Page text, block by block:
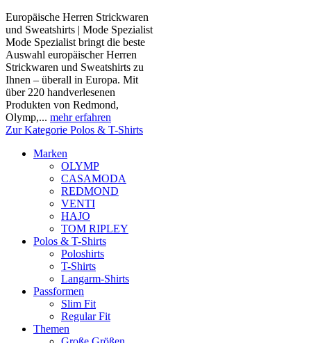
Europäische Herren Strickwaren
und Sweatshirts | Mode Spezialist
Mode Spezialist bringt die beste
Auswahl europäischer Herren
Strickwaren und Sweatshirts zu
Ihnen – überall in Europa. Mit
über 220 handverlesenen
Produkten von Redmond,
Olymp,... mehr erfahren
Zur Kategorie Polos & T-Shirts
Marken
OLYMP
CASAMODA
REDMOND
VENTI
HAJO
TOM RIPLEY
Polos & T-Shirts
Poloshirts
T-Shirts
Langarm-Shirts
Passformen
Slim Fit
Regular Fit
Themen